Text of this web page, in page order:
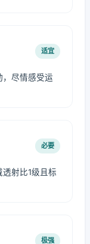
适宜
，尽情感受运
必要
射比1级且标
极强